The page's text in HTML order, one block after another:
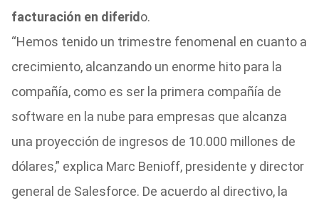
facturación en diferid o.
“Hemos tenido un trimestre fenomenal en cuanto a
crecimiento, alcanzando un enorme hito para la
compañía, como es ser la primera compañía de
software en la nube para empresas que alcanza
una proyección de ingresos de 10.000 millones de
dólares,” explica Marc Benioff, presidente y director
general de Salesforce. De acuerdo al directivo, la